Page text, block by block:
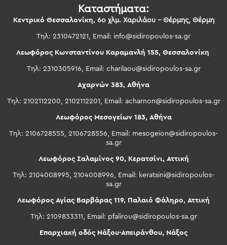
Καταστήματα:
Κεντρικό Θεσσαλονίκη, 6ο χλμ. Χαριλάου – Θέρμης, Θέρμη
Τηλ: 2310472121, Email: info@sidiropoulos-sa.gr
Λεωφόρος Κωνσταντίνου Καραμανλή 155, Θεσσαλονίκη
Τηλ: 2310305916, Email: charilaou@sidiropoulos-sa.gr
Αχαρνών 383, Αθήνα
Τηλ: 2102112200, 2102112201, Email: acharnon@sidiropoulos-sa.gr
Λεωφόρος Μεσογείων 183, Αθήνα
Τηλ: 2106728555, 2106728556, Email: mesogeion@sidiropoulos-
sa.gr
Λεωφόρος Σαλαμίνος 90, Κερατσίνι, Αττική
Τηλ: 2104008995, 2104008996, Email: keratsini@sidiropoulos-
sa.gr
Λεωφόρος Αγίας Βαρβάρας 119, Παλαιό Φάληρο, Αττική
Τηλ: 2109833311, Email: pfalirou@sidiropoulos-sa.gr
Επαρχιακή οδός Νάξου-Απειράνθου, Νάξος